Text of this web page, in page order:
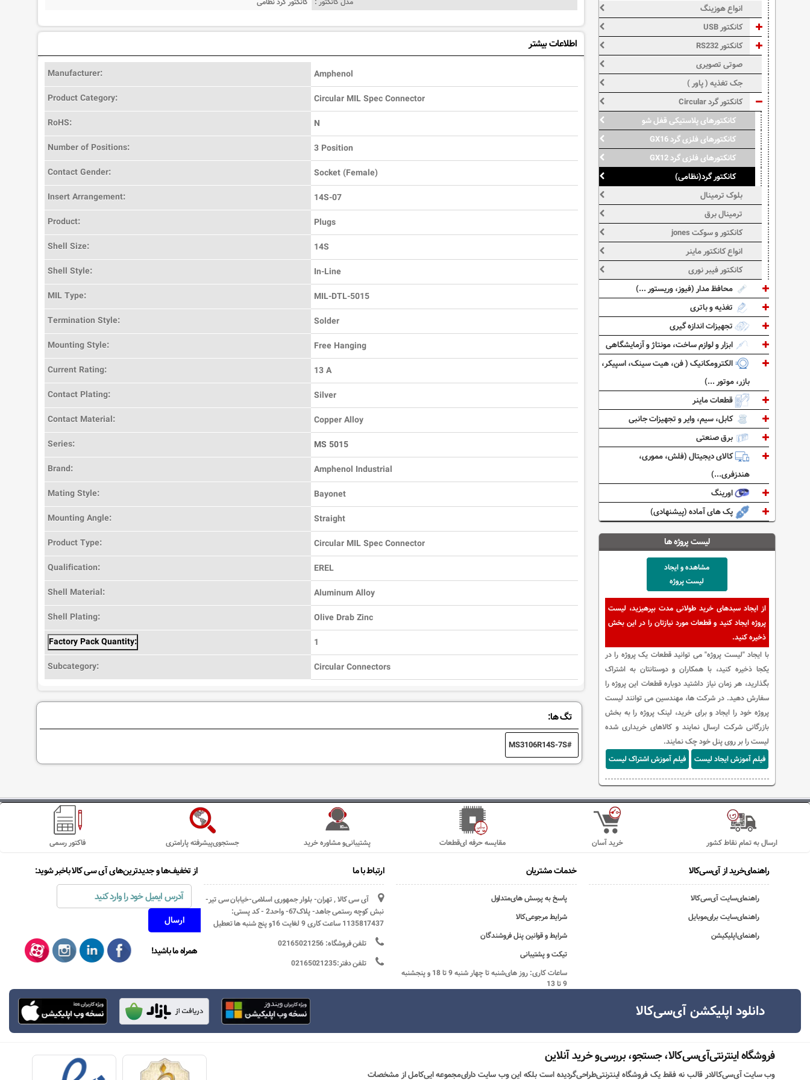
اطلاعات بیشتر
Manufacturer:
Amphenol
Product Category:
Circular MIL Spec Connector
RoHS:
N
Number of Positions:
3 Position
Contact Gender:
Socket (Female)
Insert Arrangement:
14S-07
Product:
Plugs
Shell Size:
14S
Shell Style:
In-Line
MIL Type:
MIL-DTL-5015
Termination Style:
Solder
Mounting Style:
Free Hanging
Current Rating:
13 A
Contact Plating:
Silver
Contact Material:
Copper Alloy
Series:
MS 5015
Brand:
Amphenol Industrial
Mating Style:
Bayonet
Mounting Angle:
Straight
Product Type:
Circular MIL Spec Connector
Qualification:
EREL
Shell Material:
Aluminum Alloy
Shell Plating:
Olive Drab Zinc
Factory Pack Quantity:
1
Subcategory:
Circular Connectors
تگ ها:
MS3106R14S-7S
انواع هوزینگ
کانکتور USB
کانکتور RS232
صوتی تصویری
جک تغذیه ( پاور )
کانکتور گرد Circular
کانکتورهای پلاستیکی قفل شو
کانکتورهای فلزی گرد GX16
کانکتورهای فلزی گرد GX12
کانکتور گرد(نظامی)
بلوک ترمینال
ترمینال برق
کانکتور و سوکت jones
انواع کانکتور ماینر
کانکتور فیبر نوری
محافظ مدار (فیوز، وریستور ...)
تغذیه و باتری
تجهیزات اندازه گیری
ابزار و لوازم ساخت، مونتاژ و آزمایشگاهی
الکترومکانیک ( فن، هیت سینک، اسپیکر،
بازر، موتور ...)
قطعات ماینر
کابل، سیم، وایر و تجهیزات جانبی
برق صنعتی
کالای دیجیتال (فلش، مموری،
هندزفری...)
اورینگ
پک های آماده (پیشنهادی)
لیست پروژه ها
مشاهده و ایجاد
لیست پروژه
از ایجاد سبدهای خرید طولانی مدت بپرهیزید، لیست
پروژه ایجاد کنید و قطعات مورد نیازتان را در این بخش
ذخیره کنید.
با ایجاد "لیست پروژه" می توانید قطعات یک پروژه را در
یکجا ذخیره کنید، با همکاران و دوستانتان به اشتراک
بگذارید، هر زمان نیاز داشتید دوباره قطعات این پروژه را
سفارش دهید. در شرکت ها، مهندسین می توانند لیست
پروژه خود را ایجاد و برای خرید، لینک پروژه را به بخش
بازرگانی شرکت ارسال نمایند و کالاهای خریداری شده
لیست را بر روی پنل خود چک نمایند.
فیلم آموزش ایجاد لیست
فیلم آموزش اشتراک لیست
فاکتور رسمی جستجوی‌پیشرفته پارامتری پشتیبانی‌و مشاوره خرید مقایسه حرفه ای‌قطعات خرید آسان ارسال به تمام نقاط کشور
راهنمای‌خرید از آی‌سی‌کالا
راهنمای‌سایت آی‌سی‌کالا
راهنمای‌سایت برای‌موبایل
راهنمای‌اپلیکیشن
خدمات مشتریان
پاسخ به پرسش های‌متداول
شرایط مرجوعی‌کالا
شرایط و قوانین پنل فروشندگان
تیکت و پشتیبانی
ساعات کاری: روز های‌شنبه تا چهار شنبه 9 تا 18 و پنجشنبه
9 تا 13
ارتباط با ما
آی سی کالا , تهران- بلوار جمهوری اسلامی-خیابان سی تیر-
نبش کوچه رستمی جاهد- پلاک67- واحد2 - کد پستی:
1135817437 ساعت کاری 9 لغایت 16و پنج شنبه ها تعطیل
تلفن فروشگاه: 02165021256
تلفن دفتر:02165021235
از تخفیف‌ها و جدیدترین‌های آی سی کالا باخبر شوید:
همراه ما باشید!
دانلود اپلیکشن آی‌سی‌کالا
فروشگاه اینترنتی‌آی‌سی‌کالا، جستجو، بررسی‌و خرید آنلاین
وب سایت آی‌سی‌کالادر قالب نه فقط یک فروشگاه اینترنتی‌طراحی‌گردیده است بلکه این وب سایت دارای‌مجموعه ایی‌کامل از مشخصات